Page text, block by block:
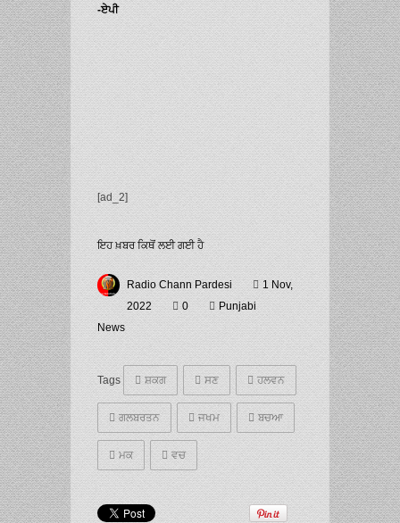
-ਏਪੀ
[ad_2]
ਇਹ ਖ਼ਬਰ ਕਿਥੋਂ ਲਈ ਗਈ ਹੈ
Radio Chann Pardesi
1 Nov,
2022
0
Punjabi
News
Tags ਸ਼ਕਗ ਸਣ ਹਲਵਨ
ਗਲਬਰਤਨ ਜਖਮ ਬਚਆ
ਮਕ ਵਚ